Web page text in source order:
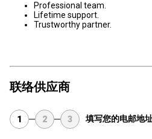
Professional team.
Lifetime support.
Trustworthy partner.
联络供应商
1 2 3 填写您的电邮地